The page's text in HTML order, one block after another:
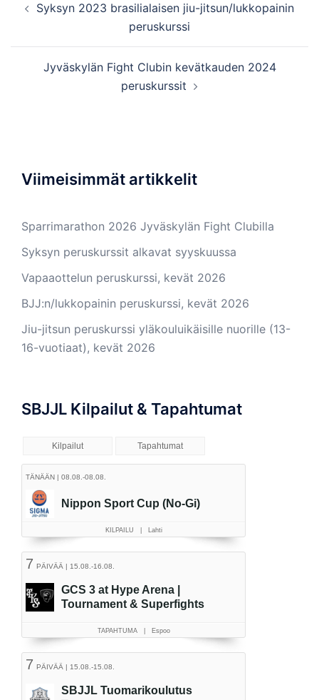
navigation
Syksyn 2023 brasilialaisen jiu-jitsun/lukkopainin
peruskurssi
Jyväskylän Fight Clubin kevätkauden 2024
peruskurssit
Viimeisimmät artikkelit
Sparrimarathon 2026 Jyväskylän Fight Clubilla
Syksyn peruskurssit alkavat syyskuussa
Vapaaottelun peruskurssi, kevät 2026
BJJ:n/lukkopainin peruskurssi, kevät 2026
Jiu-jitsun peruskurssi yläkouluikäisille nuorille (13-
16-vuotiaat), kevät 2026
SBJJL Kilpailut & Tapahtumat